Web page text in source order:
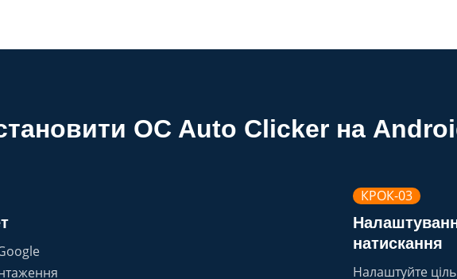
OC Auto Clicker на
КРОК-03
натискання
Налаштуйте